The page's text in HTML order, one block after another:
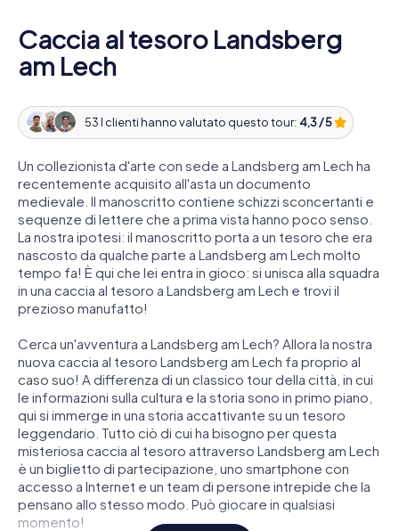
Caccia al tesoro Landsberg
am Lech
53 I clienti hanno valutato questo tour: 4,3 / 5
Un collezionista d'arte con sede a Landsberg am Lech ha
recentemente acquisito all'asta un documento
medievale. Il manoscritto contiene schizzi sconcertanti e
sequenze di lettere che a prima vista hanno poco senso.
La nostra ipotesi: il manoscritto porta a un tesoro che era
nascosto da qualche parte a Landsberg am Lech molto
tempo fa! È qui che lei entra in gioco: si unisca alla squadra
in una caccia al tesoro a Landsberg am Lech e trovi il
prezioso manufatto!
Cerca un'avventura a Landsberg am Lech? Allora la nostra
nuova caccia al tesoro Landsberg am Lech fa proprio al
caso suo! A differenza di un classico tour della città, in cui
le informazioni sulla cultura e la storia sono in primo piano,
qui si immerge in una storia accattivante su un tesoro
leggendario. Tutto ciò di cui ha bisogno per questa
misteriosa caccia al tesoro attraverso Landsberg am Lech
è un biglietto di partecipazione, uno smartphone con
accesso a Internet e un team di persone intrepide che la
pensano allo stesso modo. Può giocare in qualsiasi
momento!